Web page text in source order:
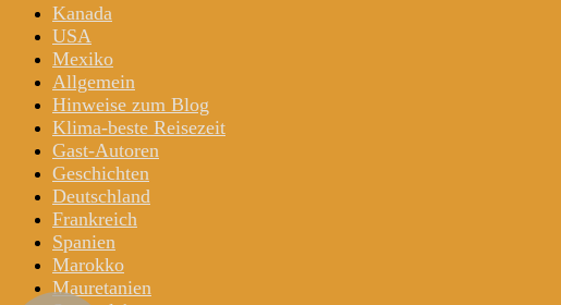
Kanada
USA
Mexiko
Allgemein
Hinweise zum Blog
Klima-beste Reisezeit
Gast-Autoren
Geschichten
Deutschland
Frankreich
Spanien
Marokko
Mauretanien